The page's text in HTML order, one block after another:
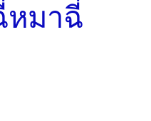
หมาฉี่